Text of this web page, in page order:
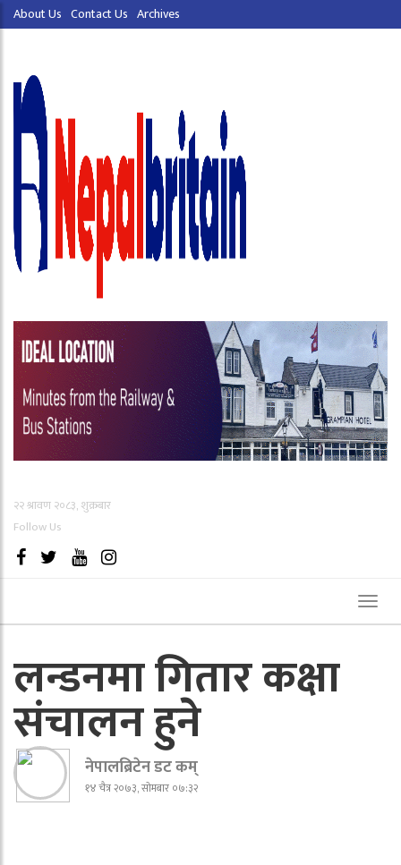
About Us Contact Us Archives
२२ श्रावण २०८३, शुक्रबार
Follow Us
लन्डनमा गितार कक्षा
संचालन हुने
नेपालब्रिटेन डट कम्
१४ चैत्र २०७३, सोमबार ०७:३२